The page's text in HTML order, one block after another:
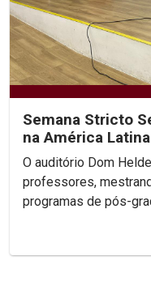
Semana Stricto
na América Latina
O auditório Dom
professores,
programas de pós-